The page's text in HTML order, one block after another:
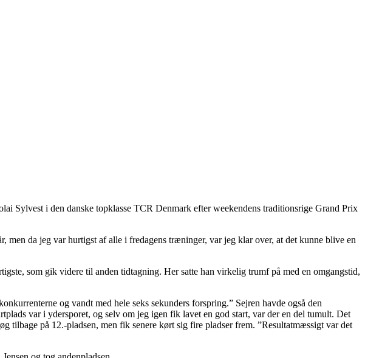
Sylvest i den danske topklasse TCR Denmark efter weekendens traditionsrige Grand Prix
da jeg var hurtigst af alle i fredagens træninger, var jeg klar over, at det kunne blive en
som gik videre til anden tidtagning. Her satte han virkelig trumf på med en omgangstid,
og vandt med hele seks sekunders forspring.” Sejren havde også den
var i ydersporet, og selv om jeg igen fik lavet en god start, var der en del tumult. Det
tilbage på 12.-pladsen, men fik senere kørt sig fire pladser frem. ”Resultatmæssigt var det